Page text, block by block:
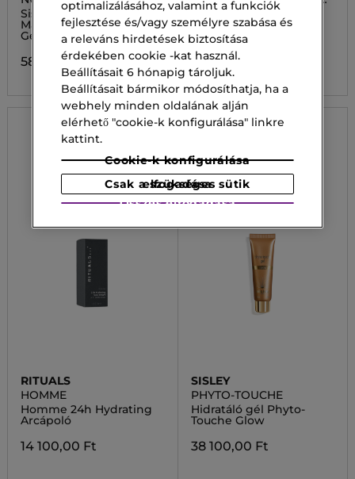
Sisley Tropical Resins
Matte Moisturising Krém
Gél Nedves Bőrre
58 800,00 Ft
MATTITO
Hidratáló krém
36 200,00 Ft
RITUALS
HOMME
Homme 24h Hydrating
Arcápoló
14 100,00 Ft
SISLEY
PHYTO-TOUCHE
Hidratáló gél Phyto-
Touche Glow
38 100,00 Ft
optimalizálásához, valamint a funkciók
fejlesztése és/vagy személyre szabása és
a releváns hirdetések biztosítása
érdekében cookie -kat használ.
Beállításait 6 hónapig tároljuk.
Beállításait bármikor módosíthatja, ha a
webhely minden oldalának alján
elérhető "cookie-k konfigurálása" linkre
kattint.
Cookie-k konfigurálása
Csak a szükséges sütik elfogadása
Összes elfogadása